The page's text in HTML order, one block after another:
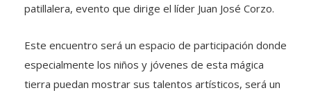
patillalera, evento que dirige el líder Juan José Corzo.
Este encuentro será un espacio de participación donde
especialmente los niños y jóvenes de esta mágica
tierra puedan mostrar sus talentos artísticos, será un